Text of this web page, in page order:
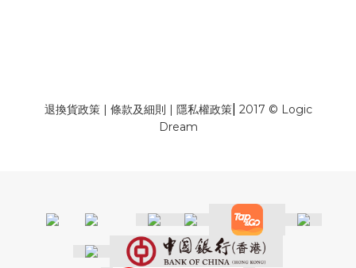
退換貨政策| 條款及細則 | 隱私權政策| 2017 © Logic
Dream